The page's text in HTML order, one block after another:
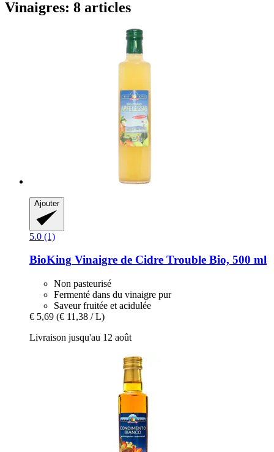
Vinaigres: 8 articles
Ajouter
5.0 (1)
BioKing Vinaigre de Cidre Trouble Bio, 500 ml
Non pasteurisé
Fermenté dans du vinaigre pur
Saveur fruitée et acidulée
€ 5,69 (€ 11,38 / L)
Livraison jusqu'au 12 août